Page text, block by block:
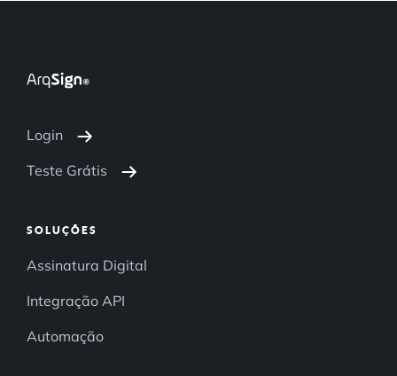
Login
Teste Grátis
SOLUÇÕES
Assinatura Digital
Integração API
Automação